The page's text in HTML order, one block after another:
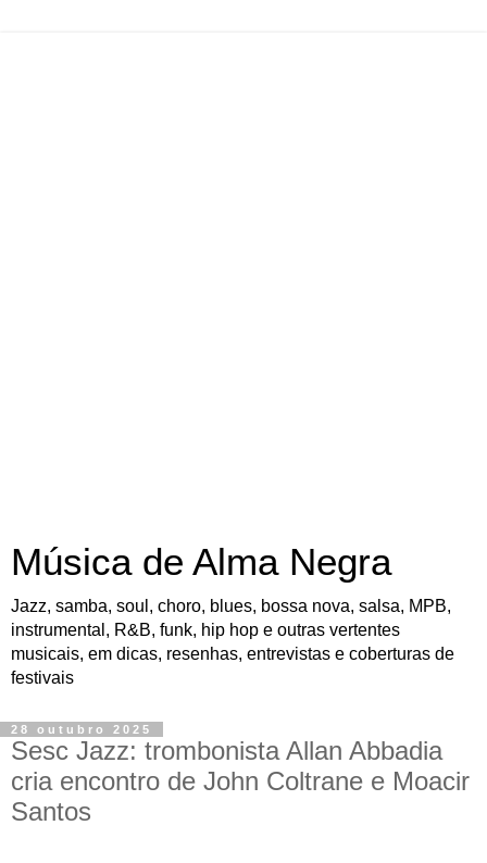
Música de Alma Negra
Jazz, samba, soul, choro, blues, bossa nova, salsa, MPB,
instrumental, R&B, funk, hip hop e outras vertentes
musicais, em dicas, resenhas, entrevistas e coberturas de
festivais
28 outubro 2025
Sesc Jazz: trombonista Allan Abbadia
cria encontro de John Coltrane e Moacir
Santos